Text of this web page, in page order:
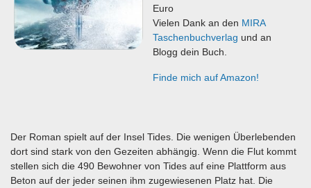
Euro
Vielen Dank an den MIRA
Taschenbuchverlag und an
Blogg dein Buch.
Finde mich auf Amazon!
Der Roman spielt auf der Insel Tides. Die wenigen Überlebenden
dort sind stark von den Gezeiten abhängig. Wenn die Flut kommt
stellen sich die 490 Bewohner von Tides auf eine Plattform aus
Beton auf der jeder seinen ihm zugewiesenen Platz hat. Die